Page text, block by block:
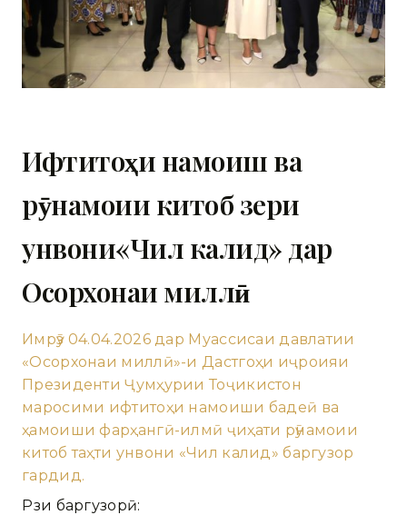
Ифтитоҳи намоиш ва
рӯнамоии китоб зери
унвони«Чил калид» дар
Осорхонаи миллӣ
Имрӯз 04.04.2026 дар Муассисаи давлатии
«Осорхонаи миллӣ»-и Дастгоҳи иҷроияи
Президенти Ҷумҳурии Тоҷикистон
маросими ифтитоҳи намоиши бадеӣ ва
ҳамоиши фарҳангӣ-илмӣ ҷиҳати рӯнамоии
китоб таҳти унвони «Чил калид» баргузор
гардид.
Рӯзи баргузорӣ: